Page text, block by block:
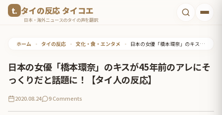
タイの反応 タイコエ
日本・海外ニュースのタイの声を翻訳
ホーム • タイの反応 • 文化・食・エンタメ • 日本の女優「橋本環奈」のキスが45年前のアレにそっくりだと話題に！【タイ人の反応】
日本の女優「橋本環奈」のキスが45年前のアレにそ
っくりだと話題に！【タイ人の反応】
2020.08.24 9 Comments